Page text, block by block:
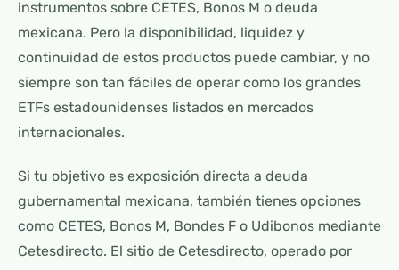
instrumentos sobre CETES, Bonos M o deuda
mexicana. Pero la disponibilidad, liquidez y
continuidad de estos productos puede cambiar, y no
siempre son tan fáciles de operar como los grandes
ETFs estadounidenses listados en mercados
internacionales.
Si tu objetivo es exposición directa a deuda
gubernamental mexicana, también tienes opciones
como CETES, Bonos M, Bondes F o Udibonos mediante
Cetesdirecto. El sitio de Cetesdirecto, operado por